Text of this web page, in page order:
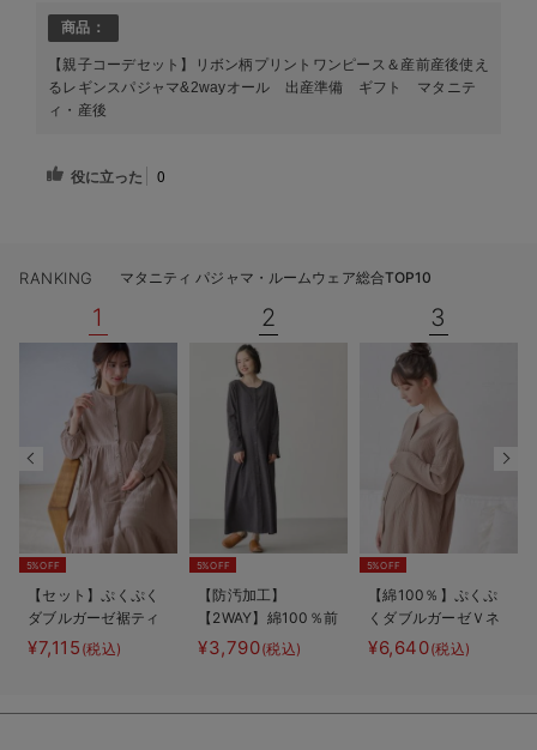
商品：
【親子コーデセット】リボン柄プリントワンピース＆産前産後使え
るレギンスパジャマ&2wayオール 出産準備 ギフト マタニテ
ィ・産後
役に立った 0
RANKING マタニティ パジャマ・ルームウェア総合TOP10
1
5%OFF
【セット】ぷくぷく
ダブルガーゼ裾ティ
アード3WAYワンピ
ース＆産後も使える
マタニティ・授乳パ
¥7,115 (税込)
2
5%OFF
【防汚加工】
【2WAY】綿100％前
開き長袖ネグリジ
ェ マタニティ・授
長く着れる】
¥3,790(税込)
3
5%OFF
【綿100％】ぷくぷ
くダブルガーゼＶネ
ックワンピ＆産前産
後使えるレギンスパ
ィ・授乳パジャマ
¥6,640(税込)